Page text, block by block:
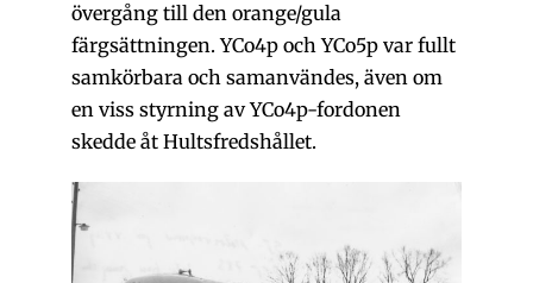
övergång till den orange/gula
färgsättningen. YCo4p och YCo5p var fullt
samkörbara och samanvändes, även om
en viss styrning av YCo4p-fordonen
skedde åt Hultsfredshållet.